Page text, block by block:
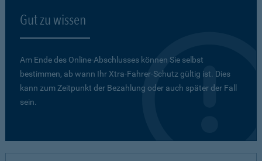
Gut zu wissen
Am Ende des Online-Abschlusses können Sie selbst
bestimmen, ab wann Ihr Xtra-Fahrer-Schutz gültig ist. Dies
kann zum Zeitpunkt der Bezahlung oder auch später der Fall
sein.